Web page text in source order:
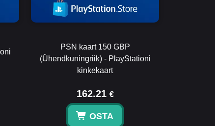
PSN kaart 150 GBP
(Ühendkuningriik) - PlayStationi
kinkekaart
162.21 €
OSTA